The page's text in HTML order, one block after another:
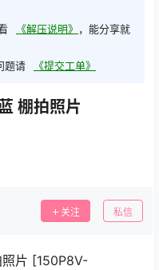
《解压说明》 ，能分享就
题请
《提交工单》
棚拍照片
关注 私信
片 [150P8V-